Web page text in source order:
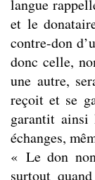
langue
et le
contre-don
donc celle,
une autre,
reçoit et se
garantit ainsi
échanges,
« Le don
surtout